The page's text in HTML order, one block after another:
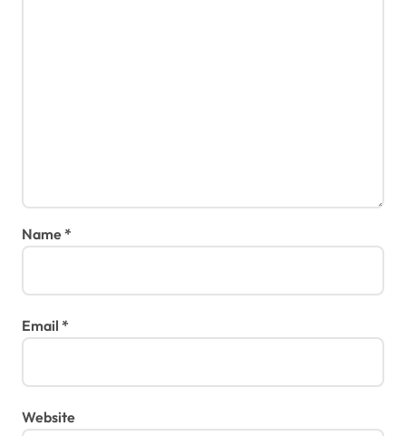
Name*
Email *
Website